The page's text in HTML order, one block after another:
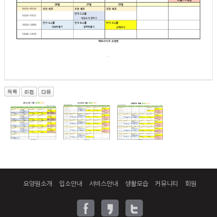
요양원소개 입소안내 서비스안내 생활모습 커뮤니티 회원